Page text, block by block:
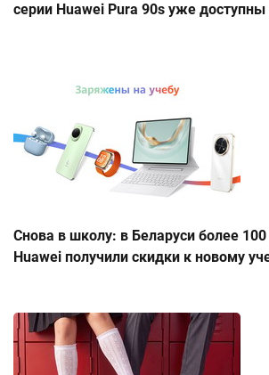
серии Huawei Pura 90s уже доступны
Снова в школу: в Беларуси более 100
Huawei получили скидки к новому